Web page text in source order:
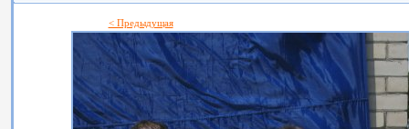
< Предыдущая